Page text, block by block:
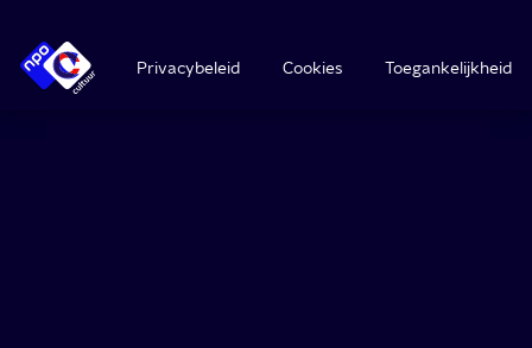
Privacybeleid Cookies Toegankelijkheid